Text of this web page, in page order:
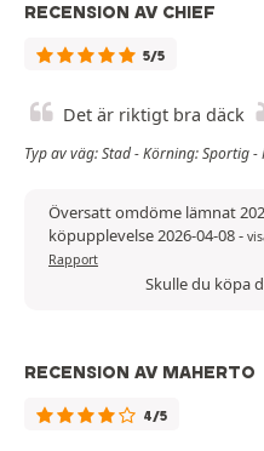
RECENSION AV CHIEF
5/5
Det är riktigt bra däck
Typ av väg: Stad - Körning: Sportig -
Översatt omdöme lämnat
köpupplevelse 2026-04-08-
Rapport
Skulle du köpa
RECENSION AV MAHERTO
4/5